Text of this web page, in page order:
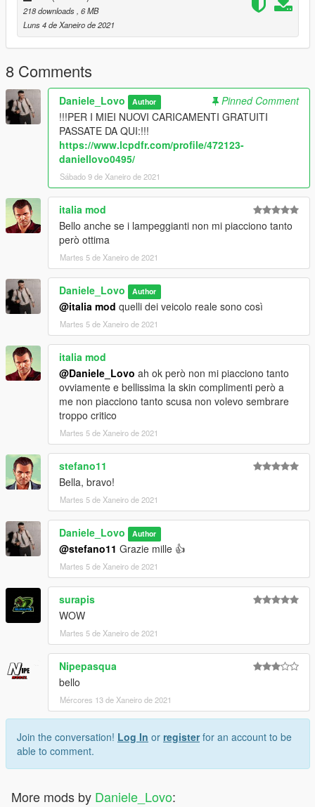
218 downloads, 6 MB
Luns 4 de Xaneiro de 2021
8 Comments
Daniele_Lovo Author
Pinned Comment
!!!PER I MIEI NUOVI CARICAMENTI GRATUITI
PASSATE DA QUI:!!!
https://www.lcpdfr.com/profile/472123-
daniellovo0495/
Sábado 9 de Xaneiro de 2021
italia mod
Bello anche se i lampeggianti non mi piacciono tanto
però ottima
Martes 5 de Xaneiro de 2021
Daniele_Lovo Author
@italia mod quelli dei veicolo reale sono così
Martes 5 de Xaneiro de 2021
italia mod
@Daniele_Lovo ah ok però non mi piacciono tanto
ovviamente e bellissima la skin complimenti però a
me non piacciono tanto scusa non volevo sembrare
troppo critico
Martes 5 de Xaneiro de 2021
stefano11
Bella, bravo!
Martes 5 de Xaneiro de 2021
Daniele_Lovo Author
@stefano11 Grazie mille 👍
Martes 5 de Xaneiro de 2021
surapis
WOW
Martes 5 de Xaneiro de 2021
Nipepasqua
bello
Mércores 13 de Xaneiro de 2021
Join the conversation! Log In or registerfor an account to be
able to comment.
More mods by Daniele_Lovo: